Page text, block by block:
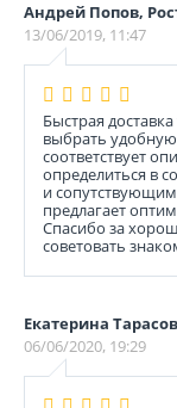
Андрей Попов,
13/06/2019, 11:47
Быстрая
выбрать удобную
соответствует
определиться в
и
предлагает
Спасибо за
советовать
Екатерина
06/06/2020, 19:29